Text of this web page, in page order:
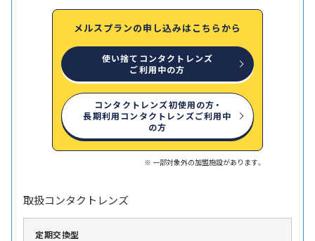
メルスプランの申し込みはこちらから
使い捨てコンタクトレンズ
ご利用中の方
コンタクトレンズ初使用の方・
長期利用コンタクトレンズご利用中
の方
一部対象外の加盟施設があります。
取扱コンタクトレンズ
定期交換型